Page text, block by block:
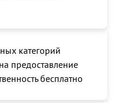
категорий
предоставление
бесплатно